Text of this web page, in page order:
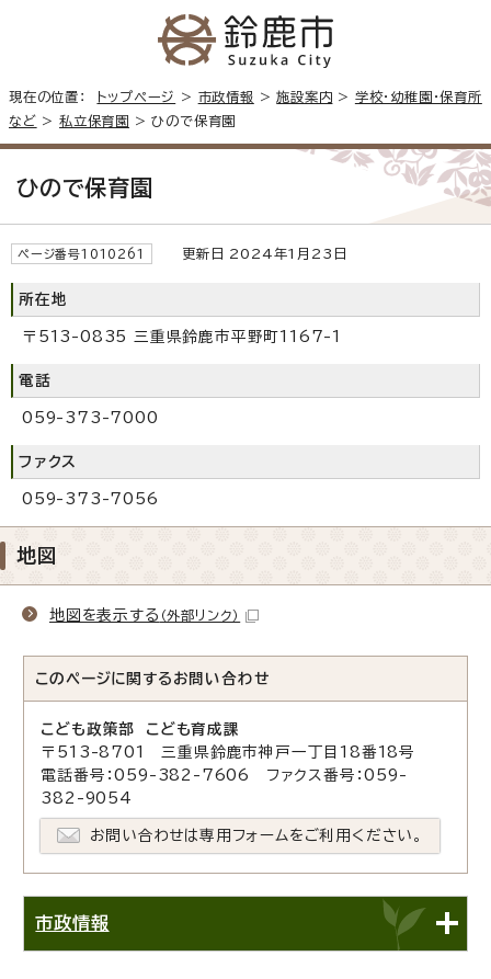
現在の位置： トップページ > 市政情報 >施設案内 > 学校・幼稚園・保育所
など >私立保育園 > ひので保育園
ひので保育園
ページ番号1010261 更新日 2024年1月23日
所在地
〒513-0835 三重県鈴鹿市平野町1167-1
電話
059-373-7000
ファクス
059-373-7056
地図
地図を表示する （外部リンク）
このページに関する お問い合わせ
こども政策部 こども育成課
〒513-8701 三重県鈴鹿市神戸一丁目18番18号
電話番号：059-382-7606 ファクス番号：059-
382-9054
お問い合わせは専用フォームをご利用ください。
市政情報